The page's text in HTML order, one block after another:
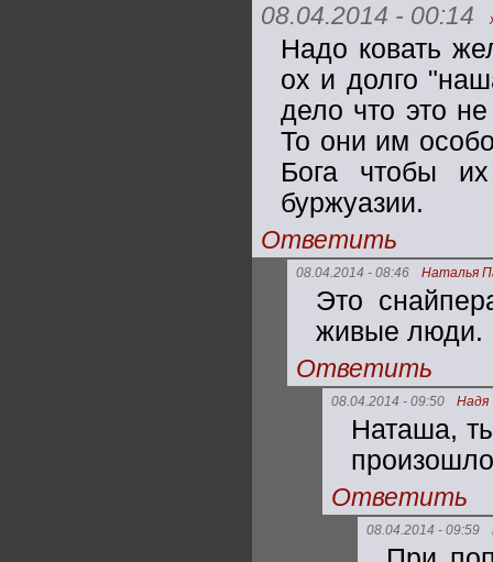
08.04.2014 - 00:14
Надо ковать
ох и долго
дело что это
То они им
Бога чтобы
буржуазии.
Ответить
08.04.2014 - 08:46 Наталья
Это
живые люди.
Ответить
08.04.2014 - 09:50 Надя
Наташа,
Ответить
08.04.2014 - 09:59